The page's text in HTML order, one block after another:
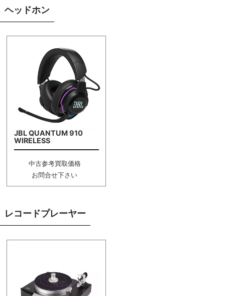
ヘッドホン
JBL QUANTUM 910
WIRELESS
中古参考買取価格
お問合せ下さい
レコードプレーヤー